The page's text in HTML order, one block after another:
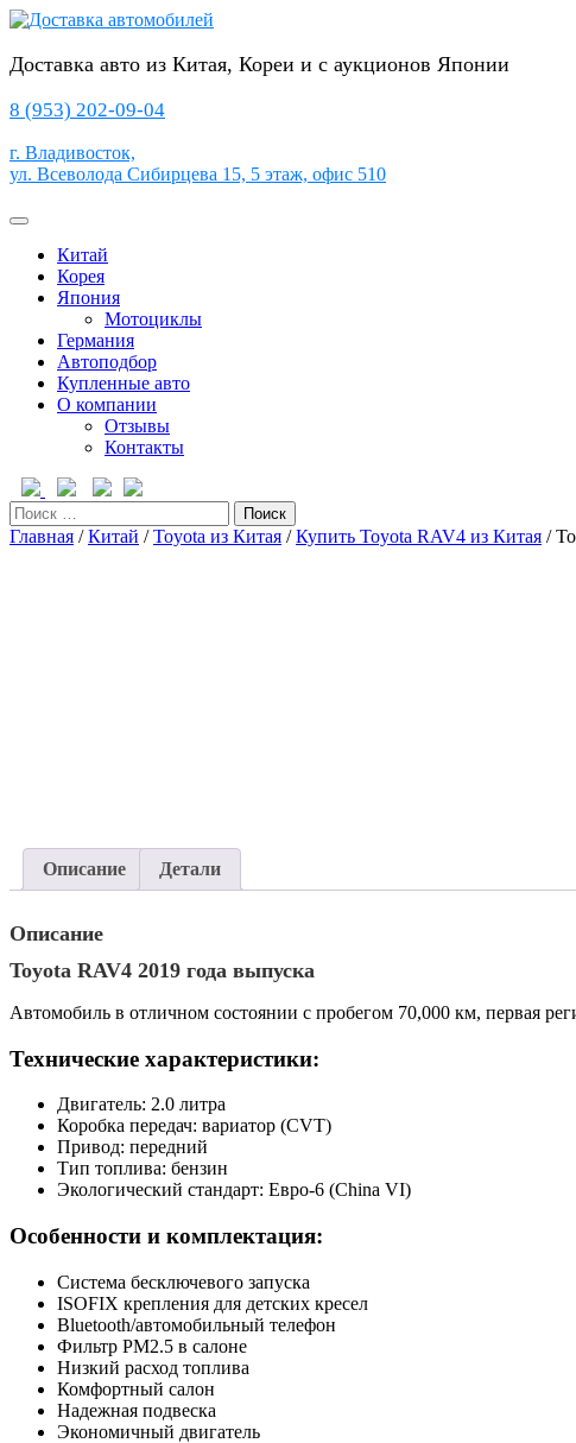
Перейти
содержимому
Доставка авто из Китая, Кореи и с аукционов Японии
8 (953) 202-09-04
г. Владивосток,
ул. Всеволода Сибирцева 15, 5 этаж, офис 510
Кнопка
ОткрытьКитай
Корея
Япония
Мотоциклы
Германия
Автоподбор
Купленные авто
О компании
Отзывы
Контакты
Кнопка
Закрыть
Поиск
Главная /Китай /Toyota из Китая /Купить Toyota RAV4 из Китая /
Описание Детали
Описание
Toyota RAV4 2019 года выпуска
Автомобиль в отличном состоянии с пробегом 70,000 км, первая
Технические характеристики:
Двигатель: 2.0 литра
Коробка передач: вариатор (CVT)
Привод: передний
Тип топлива: бензин
Экологический стандарт: Евро-6 (China VI)
Особенности и комплектация:
Система бесключевого запуска
ISOFIX крепления для детских кресел
Bluetooth/автомобильный телефон
Фильтр PM2.5 в салоне
Низкий расход топлива
Комфортный салон
Надежная подвеска
Экономичный двигатель